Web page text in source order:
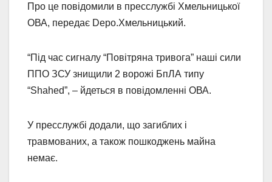
Про це повідомили в пресслужбі Хмельницької
ОВА, передає Depo.Хмельницький.
“Під час сигналу “Повітряна тривога” наші сили
ППО ЗСУ знищили 2 ворожі БпЛА типу
“Shahed”, – йдеться в повідомленні ОВА.
У пресслужбі додали, що загиблих і
травмованих, а також пошкоджень майна
немає.